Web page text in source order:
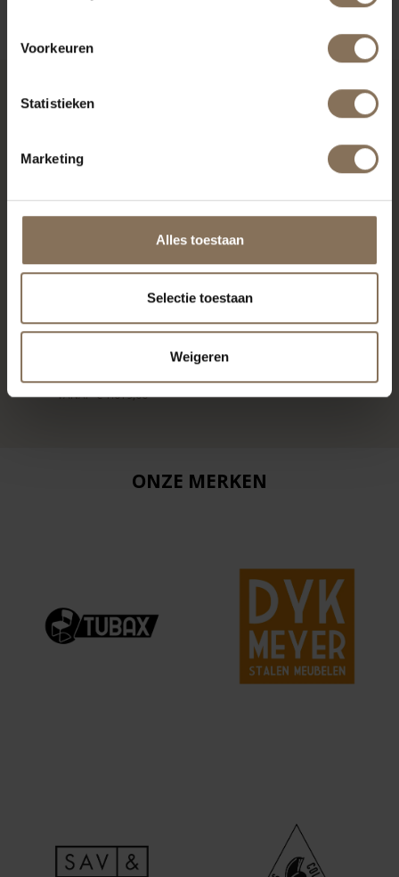
Voorkeuren
Statistieken
Marketing
Alles toestaan
Selectie toestaan
Weigeren
VANAF€ 1.019,00
ONZE MERKEN